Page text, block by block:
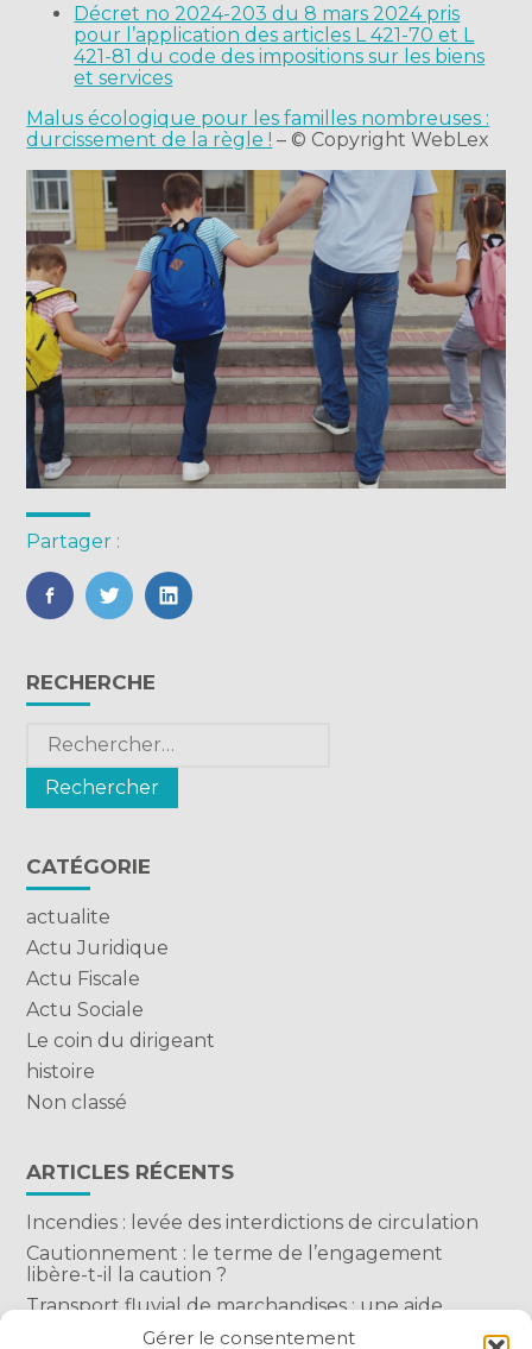
Gérer le consentement
Décret no 2024-203 du 8 mars 2024 pris
pour l’application des articles L 421-70 et L
421-81 du code des impositions sur les biens
et services
Malus écologique pour les familles nombreuses :
durcissement de la règle ! – © Copyright WebLex
Partager :
FaceBook
TwitterLinkedIn
Blog
sidebar
RECHERCHE
Rechercher :
CATÉGORIE
actualite
Actu Juridique
Actu Fiscale
Actu Sociale
Le coin du dirigeant
histoire
Non classé
ARTICLES RÉCENTS
Incendies : levée des interdictions de circulation
Cautionnement : le terme de l’engagement
libère-t-il la caution ?
Transport fluvial de marchandises : une aide
financière bienvenue